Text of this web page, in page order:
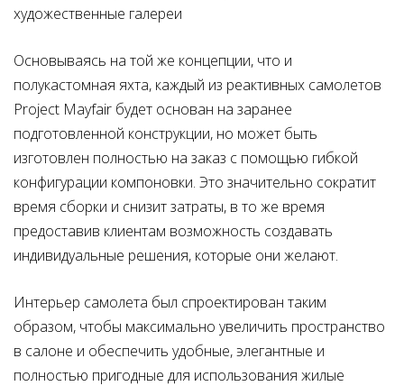
художественные галереи
Основываясь на той же концепции, что и
полукастомная яхта, каждый из реактивных самолетов
Project Mayfair будет основан на заранее
подготовленной конструкции, но может быть
изготовлен полностью на заказ с помощью гибкой
конфигурации компоновки. Это значительно сократит
время сборки и снизит затраты, в то же время
предоставив клиентам возможность создавать
индивидуальные решения, которые они желают.
Интерьер самолета был спроектирован таким
образом, чтобы максимально увеличить пространство
в салоне и обеспечить удобные, элегантные и
полностью пригодные для использования жилые